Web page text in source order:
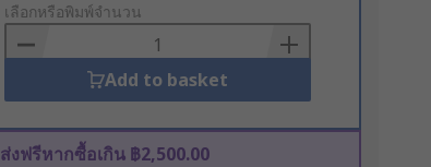
to
Basket
เลือกหรือพิมพ์จำนวน
Add to basket
ส่งฟรีหากซื้อเกิน ฿2,500.00